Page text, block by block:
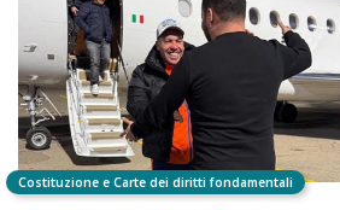
Costituzione e Carte dei diritti fondamentali